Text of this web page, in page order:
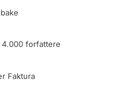
forfattere
Faktura